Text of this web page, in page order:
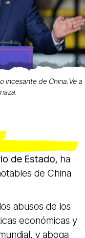
incesante de China.Ve a
de Estado, ha
de China
abusos de los
económicas y
y aboga